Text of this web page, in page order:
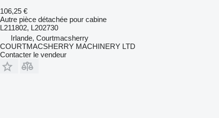
106,25 €
Autre pièce détachée pour cabine
L211802, L202730
Irlande, Courtmacsherry
COURTMACSHERRY MACHINERY LTD
Contacter le vendeur